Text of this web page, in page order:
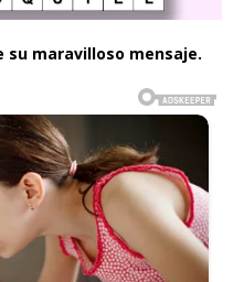
su maravilloso mensaje.